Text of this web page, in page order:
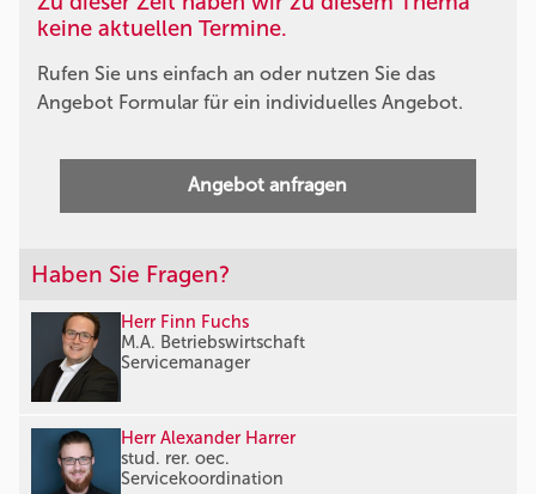
keine aktuellen Termine.
Rufen Sie uns einfach an oder nutzen Sie das
Angebot Formular für ein individuelles Angebot.
Angebot anfragen
Haben Sie Fragen?
Herr Finn Fuchs
M.A. Betriebswirtschaft
Servicemanager
Herr Alexander Harrer
stud. rer. oec.
Servicekoordination